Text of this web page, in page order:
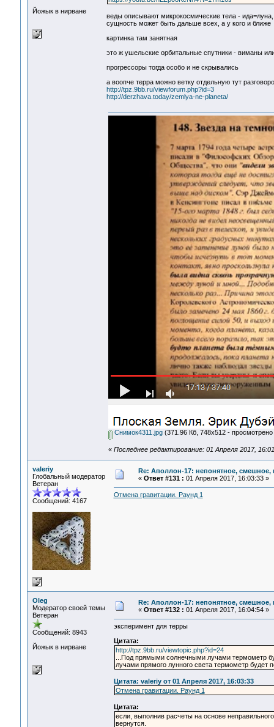
Йожык в нирване
веды описывают микрокосмические тела -
сущность может быть дальше всех, а у кого и ближе
картинка там занятная
это ж ушельские орбитальные спутники - виманы
прогрессоры тогда особо и не скрывались
а воопче терра можно ветку отдельную тут
http://tpz.9bb.ru/viewforum.php?id=3
http://derzhava.today/zemlya-ne-planeta/
Снимок4311.jpg(371.96 Кб, 748x512 - просмотрено
« Последнее редактирование: 01 Апреля 2017,
valeriy
Глобальный модератор
Ветеран
Сообщений: 4167
Re: Аполлон-17: непонятное, смешное,
« Ответ #131 : 01 Апреля 2017, 16:03:33 »
Отмена гравитации. Раунд 1
Oleg
Модератор своей темы
Ветеран
Сообщений: 8943
Йожык в нирване
Re: Аполлон-17: непонятное, смешное,
« Ответ #132 : 01 Апреля 2017, 16:04:54 »
эксперимент для терры
Цитата:
http://tpz.9bb.ru/viewtopic.php?id=24
...Под прямыми солнечными лучами термометр
лучами прямого лунного света термометр
Цитата: valeriy от 01 Апреля 2017, 16:03:33
Отмена гравитации. Раунд 1
Цитата:
если, выполнив расчеты на основе
вернутся.